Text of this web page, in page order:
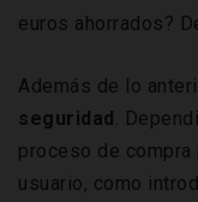
euros ahorrados?
Además de lo
seguridad.
proceso de
usuario, como